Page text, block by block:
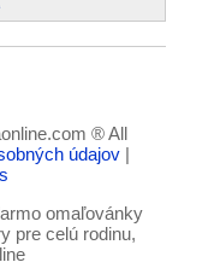
® All
údajov |
omaľovánky
pre celú rodinu,